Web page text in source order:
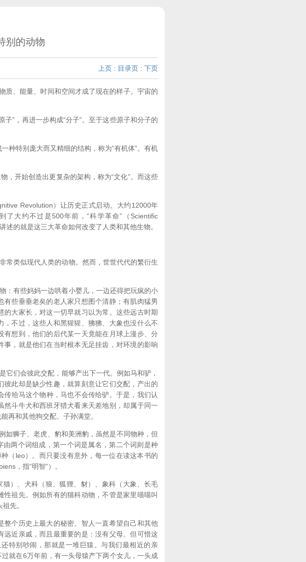
别的动物
上页 : 目录页 : 下页
质、能量、时间和空间才成了现在的样子。宇宙的
”，再进一步构成“分子”。至于这些原子和分子的
种特别庞大而又精细的结构，称为“有机体”。有机
，开始创造出更复杂的架构，称为“文化”。而这些
Revolution）让历史正式启动。大约12000年
了大约不过是500年前，“科学革命”（Scientific
的就是这三大革命如何改变了人类和其他生物。
常类似现代人类的动物。然而，世世代代的繁衍生
：有些妈妈一边哄着小婴儿，一边还得把玩疯的小
些垂垂老矣的老人家只想图个清静；有肌肉猛男
大家长，对这一切早就习以为常。这些远古时期
不过，这些人和黑猩猩、狒狒、大象也没什么不
想到，他们的后代某一天竟能在月球上漫步、分
，就是他们在当时根本无足挂齿，对环境的影响
它们会彼此交配，能够产出下一代。例如马和驴，
此却是缺少性趣，就算刻意让它们交配，产出的
给马这个物种，马也不会传给驴。于是，我们认
斗牛犬和西班牙猎犬看来天差地别，却属于同一
再和其他狗交配、子孙满堂。
如狮子、老虎、豹和美洲豹，虽然是不同物种，但
两个词组成，第一个词是属名，第二个词则是种
（leo）。而只要没有意外，每一位在读这本书的
，指“明智”）。
）、犬科（狼、狐狸、豺）、象科（大象、长毛
祖先。例如所有的猫科动物，不管是家里喵喵叫
先。
个历史上最大的秘密。智人一直希望自己和其他
近亲戚，而且最重要的是：没有父母。但可惜这
特别吵闹，那就是一堆巨猿。与我们最相近的亲
就在6万年前，有一头母猿产下两个女儿，一头成